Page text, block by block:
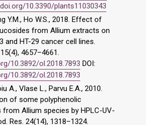
10.3390/plants11030343
Y.M., Ho W.S., 2018. Effect of
from Allium extracts on
and HT-29 cancer cell lines.
4657–4661.
10.3892/ol.2018.7893 DOI:
10.3892/ol.2018.7893
A., Vlase L., Parvu E.A., 2010.
of some polyphenolic
Allium species by HPLC-UV-
Res. 24(14), 1318–1324.